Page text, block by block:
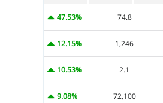
74.8
47.53%
1,246
12.15%
2.1
10.53%
72,100
9.08%